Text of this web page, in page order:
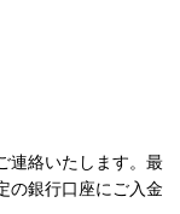
連絡いたします。最
の銀行口座にご入金